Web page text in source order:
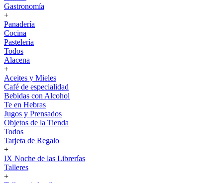
Gastronomía
+
Panadería
Cocina
Pastelería
Todos
Alacena
+
Aceites y Mieles
Café de especialidad
Bebidas con Alcohol
Te en Hebras
Jugos y Prensados
Objetos de la Tienda
Todos
Tarjeta de Regalo
+
IX Noche de las Librerías
Talleres
+